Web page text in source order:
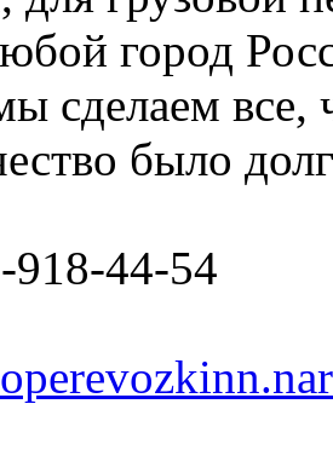
город
сделаем
было
918-44-54